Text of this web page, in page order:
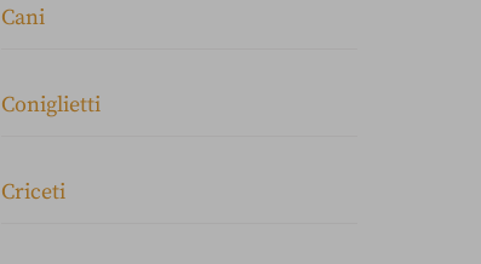
Cani
Coniglietti
Criceti